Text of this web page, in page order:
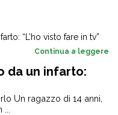
Continua a leggere
da un infarto:
Un ragazzo di 14 anni,